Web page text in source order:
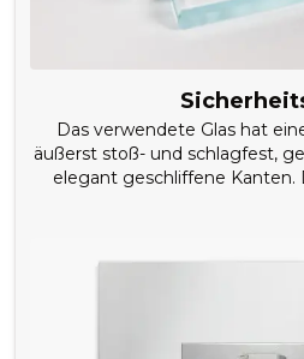
Das verwendete Glas hat
äußerst stoß- und schlagfest,
elegant geschliffene Kanten.